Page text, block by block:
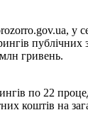
у
публічних
гривень.
по 22
коштів на